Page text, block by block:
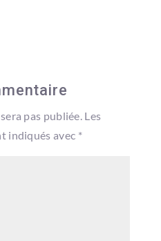
pas publiée. Les
indiqués avec *